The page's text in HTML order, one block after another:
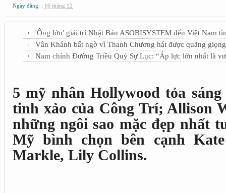
Ngày đăng: : 16 tháng 12
'Ông lớn' giải trí Nhật Bản ASOBISYSTEM đến Việt Nam
Vân Khánh bất ngờ vì Thanh Chương hát được quãng
Nam chính Đường Triều Quỷ Sự Lục: “Áp lực lớn nhất là
5 mỹ nhân Hollywood tỏa
tinh xảo của Công Trí; Allison
những ngôi sao mặc đẹp nhất
Mỹ bình chọn bên cạnh
Markle, Lily Collins.